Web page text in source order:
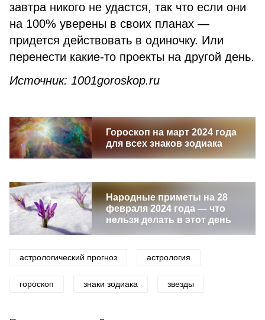
завтра никого не удастся, так что если они
на 100% уверены в своих планах —
придется действовать в одиночку. Или
перенести какие-то проекты на другой день.
Источник: 1001goroskop.ru
Гороскоп на март 2024 года
для всех знаков зодиака
Народные приметы на 28
февраля 2024 года — что
нельзя делать в этот день
астрологический прогноз астрология
гороскоп знаки зодиака звезды